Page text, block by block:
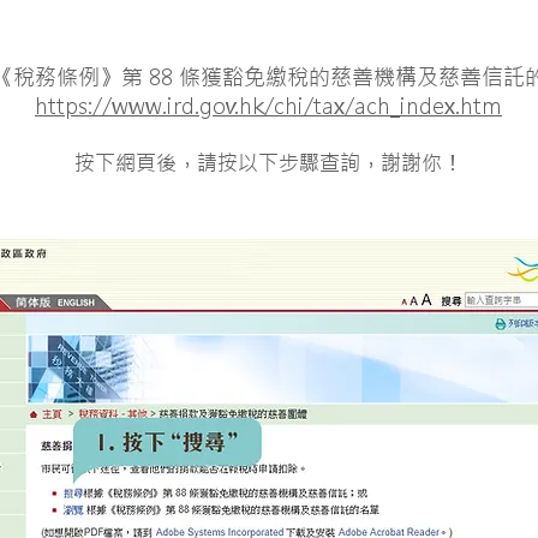
稅務條例》第 88 條獲豁免繳稅的慈善機構及慈善信託
https://www.ird.gov.hk/chi/tax/ach_index.htm
​按下網頁後，請按以下步驟查詢，謝謝你！